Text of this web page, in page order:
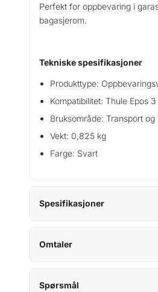
Perfekt for oppbevaring i
bagasjerom.
Tekniske spesifikasjoner
Produkttype:
Kompatibilitet: Thule Epos
Bruksområde: Transport og
Vekt: 0,825 kg
Farge: Svart
Spesifikasjoner
Omtaler
Spørsmål